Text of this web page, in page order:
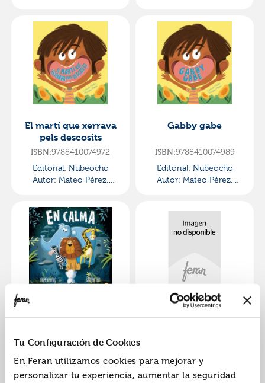
Tu Configuración de Cookies
En Feran utilizamos cookies para mejorar y
personalizar tu experiencia, aumentar la seguridad
El martí que xerrava
pels descosits
ISBN:9788410074972
Editorial: Nubeocho
Autor: Mateo Pérez,
Gabby gabe
ISBN:9788410074989
Editorial: Nubeocho
Autor: Mateo Pérez,
ISBN: 9788427148987
Autor:Mateo Pérez,
Carmen
Puedes
Autor:Mateo Pérez,
Carmen